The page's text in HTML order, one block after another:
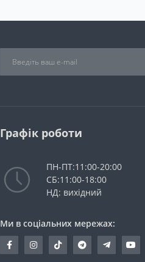
Графік роботи
ПН-ПТ:11:00-20:00
СБ:11:00-18:00
НД: вихідний
Ми в соціальних мережах: